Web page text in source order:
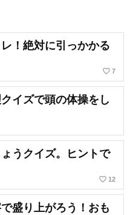
！絶対に引っかかる
favorite_border 7
イズで頭の体操をし
うクイズ。ヒントで
favorite_border 12
盛り上がろう！おも